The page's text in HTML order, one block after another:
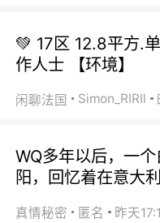
💚 17区 12.8平方.
作人士 【环境】
闲聊法国 Simon_RIRIl
WQ多年以后，一
阳，回忆着在意大
真情秘密 匿名 昨天